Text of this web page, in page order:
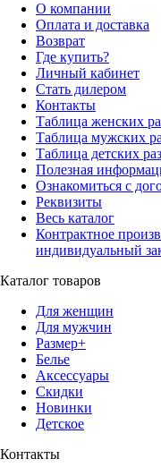
О компании
Оплата и доставка
Возврат
Где купить?
Личный кабинет
Стать дилером
Контакты
Таблица женских
Таблица мужских
Таблица детских
Полезная
Ознакомиться с
Реквизиты
Весь каталог
Контрактное
индивидуальный
Каталог товаров
Для женщин
Для мужчин
Размер+
Белье
Аксессуары
Скидки
Новинки
Детское
Контакты